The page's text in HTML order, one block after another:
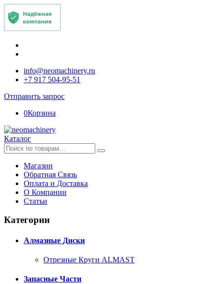
info@neomachinery.ru
+7 917 504-95-51
Отправить запрос
0Корзина
Каталог
Искать:
Магазин
Обратная Связь
Оплата и Доставка
О Компании
Статьи
Категории
Алмазные Диски
Отрезные Круги ALMAST
Запасные Части